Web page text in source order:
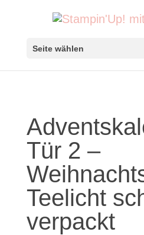
Seite wählen
Tür 2 –
Teelicht
verpackt